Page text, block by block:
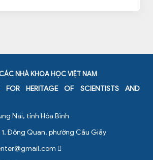
NHÀ KHOA HỌC VIỆT NAM
FOR HERITAGE OF SCIENTISTS AND
Nai, tỉnh Hòa Bình
Đông Quan, phường Cầu Giấy